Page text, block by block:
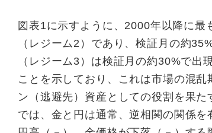
図表1に示すように、2000年以降に最
（レジーム2）であり、検証月の約
（レジーム3）は検証月の約30%で出
ことを示しており、これは市場の混
ン（逃避先）資産としての役割を果
では、金と円は通常、逆相関の関係